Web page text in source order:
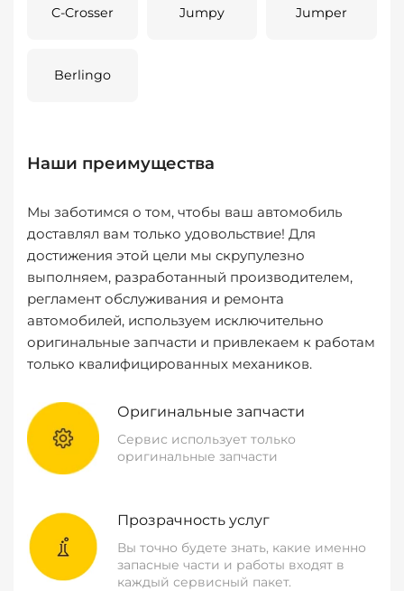
C-Crosser Jumpy Jumper
Berlingo
Наши преимущества
Мы заботимся о том, чтобы ваш автомобиль
доставлял вам только удовольствие! Для
достижения этой цели мы скрупулезно
выполняем, разработанный производителем,
регламент обслуживания и ремонта
автомобилей, используем исключительно
оригинальные запчасти и привлекаем к работам
только квалифицированных механиков.
Оригинальные запчасти
Сервис использует только
оригинальные запчасти
Прозрачность услуг
Вы точно будете знать, какие именно
запасные части и работы входят в
каждый сервисный пакет.